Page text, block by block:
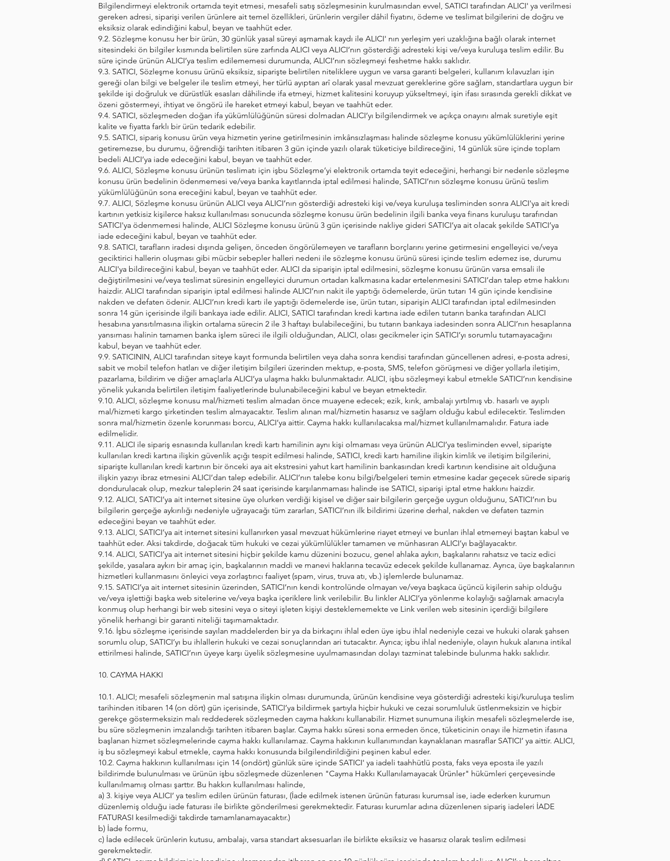
Bilgilendirmeyi elektronik ortamda teyit etmesi, mesafeli satış sözleşmesinin kurulmasından evvel, SATICI tarafından ALICI' ya verilmesi
gereken adresi, siparişi verilen ürünlere ait temel özellikleri, ürünlerin vergiler dâhil fiyatını, ödeme ve teslimat bilgilerini de doğru ve
eksiksiz olarak edindiğini kabul, beyan ve taahhüt eder.
9.2. Sözleşme konusu her bir ürün, 30 günlük yasal süreyi aşmamak kaydı ile ALICI' nın yerleşim yeri uzaklığına bağlı olarak internet
sitesindeki ön bilgiler kısmında belirtilen süre zarfında ALICI veya ALICI’nın gösterdiği adresteki kişi ve/veya kuruluşa teslim edilir. Bu
süre içinde ürünün ALICI’ya teslim edilememesi durumunda, ALICI’nın sözleşmeyi feshetme hakkı saklıdır.
9.3. SATICI, Sözleşme konusu ürünü eksiksiz, siparişte belirtilen niteliklere uygun ve varsa garanti belgeleri, kullanım kılavuzları işin
gereği olan bilgi ve belgeler ile teslim etmeyi, her türlü ayıptan arî olarak yasal mevzuat gereklerine göre sağlam, standartlara uygun bir
şekilde işi doğruluk ve dürüstlük esasları dâhilinde ifa etmeyi, hizmet kalitesini koruyup yükseltmeyi, işin ifası sırasında gerekli dikkat ve
özeni göstermeyi, ihtiyat ve öngörü ile hareket etmeyi kabul, beyan ve taahhüt eder.
9.4. SATICI, sözleşmeden doğan ifa yükümlülüğünün süresi dolmadan ALICI’yı bilgilendirmek ve açıkça onayını almak suretiyle eşit
kalite ve fiyatta farklı bir ürün tedarik edebilir.
9.5. SATICI, sipariş konusu ürün veya hizmetin yerine getirilmesinin imkânsızlaşması halinde sözleşme konusu yükümlülüklerini yerine
getiremezse, bu durumu, öğrendiği tarihten itibaren 3 gün içinde yazılı olarak tüketiciye bildireceğini, 14 günlük süre içinde toplam
bedeli ALICI’ya iade edeceğini kabul, beyan ve taahhüt eder.
9.6. ALICI, Sözleşme konusu ürünün teslimatı için işbu Sözleşme’yi elektronik ortamda teyit edeceğini, herhangi bir nedenle sözleşme
konusu ürün bedelinin ödenmemesi ve/veya banka kayıtlarında iptal edilmesi halinde, SATICI’nın sözleşme konusu ürünü teslim
yükümlülüğünün sona ereceğini kabul, beyan ve taahhüt eder.
9.7. ALICI, Sözleşme konusu ürünün ALICI veya ALICI’nın gösterdiği adresteki kişi ve/veya kuruluşa tesliminden sonra ALICI'ya ait kredi
kartının yetkisiz kişilerce haksız kullanılması sonucunda sözleşme konusu ürün bedelinin ilgili banka veya finans kuruluşu tarafından
SATICI'ya ödenmemesi halinde, ALICI Sözleşme konusu ürünü 3 gün içerisinde nakliye gideri SATICI’ya ait olacak şekilde SATICI’ya
iade edeceğini kabul, beyan ve taahhüt eder.
9.8. SATICI, tarafların iradesi dışında gelişen, önceden öngörülemeyen ve tarafların borçlarını yerine getirmesini engelleyici ve/veya
geciktirici hallerin oluşması gibi mücbir sebepler halleri nedeni ile sözleşme konusu ürünü süresi içinde teslim edemez ise, durumu
ALICI'ya bildireceğini kabul, beyan ve taahhüt eder. ALICI da siparişin iptal edilmesini, sözleşme konusu ürünün varsa emsali ile
değiştirilmesini ve/veya teslimat süresinin engelleyici durumun ortadan kalkmasına kadar ertelenmesini SATICI’dan talep etme hakkını
haizdir. ALICI tarafından siparişin iptal edilmesi halinde ALICI’nın nakit ile yaptığı ödemelerde, ürün tutarı 14 gün içinde kendisine
nakden ve defaten ödenir. ALICI’nın kredi kartı ile yaptığı ödemelerde ise, ürün tutarı, siparişin ALICI tarafından iptal edilmesinden
sonra 14 gün içerisinde ilgili bankaya iade edilir. ALICI, SATICI tarafından kredi kartına iade edilen tutarın banka tarafından ALICI
hesabına yansıtılmasına ilişkin ortalama sürecin 2 ile 3 haftayı bulabileceğini, bu tutarın bankaya iadesinden sonra ALICI’nın hesaplarına
yansıması halinin tamamen banka işlem süreci ile ilgili olduğundan, ALICI, olası gecikmeler için SATICI’yı sorumlu tutamayacağını
kabul, beyan ve taahhüt eder.
9.9. SATICININ, ALICI tarafından siteye kayıt formunda belirtilen veya daha sonra kendisi tarafından güncellenen adresi, e-posta adresi,
sabit ve mobil telefon hatları ve diğer iletişim bilgileri üzerinden mektup, e-posta, SMS, telefon görüşmesi ve diğer yollarla iletişim,
pazarlama, bildirim ve diğer amaçlarla ALICI’ya ulaşma hakkı bulunmaktadır. ALICI, işbu sözleşmeyi kabul etmekle SATICI’nın kendisine
yönelik yukarıda belirtilen iletişim faaliyetlerinde bulunabileceğini kabul ve beyan etmektedir.
9.10. ALICI, sözleşme konusu mal/hizmeti teslim almadan önce muayene edecek; ezik, kırık, ambalajı yırtılmış vb. hasarlı ve ayıplı
mal/hizmeti kargo şirketinden teslim almayacaktır. Teslim alınan mal/hizmetin hasarsız ve sağlam olduğu kabul edilecektir. Teslimden
sonra mal/hizmetin özenle korunması borcu, ALICI’ya aittir. Cayma hakkı kullanılacaksa mal/hizmet kullanılmamalıdır. Fatura iade
edilmelidir.
9.11. ALICI ile sipariş esnasında kullanılan kredi kartı hamilinin aynı kişi olmaması veya ürünün ALICI’ya tesliminden evvel, siparişte
kullanılan kredi kartına ilişkin güvenlik açığı tespit edilmesi halinde, SATICI, kredi kartı hamiline ilişkin kimlik ve iletişim bilgilerini,
siparişte kullanılan kredi kartının bir önceki aya ait ekstresini yahut kart hamilinin bankasından kredi kartının kendisine ait olduğuna
ilişkin yazıyı ibraz etmesini ALICI’dan talep edebilir. ALICI’nın talebe konu bilgi/belgeleri temin etmesine kadar geçecek sürede sipariş
dondurulacak olup, mezkur taleplerin 24 saat içerisinde karşılanmaması halinde ise SATICI, siparişi iptal etme hakkını haizdir.
9.12. ALICI, SATICI’ya ait internet sitesine üye olurken verdiği kişisel ve diğer sair bilgilerin gerçeğe uygun olduğunu, SATICI’nın bu
bilgilerin gerçeğe aykırılığı nedeniyle uğrayacağı tüm zararları, SATICI’nın ilk bildirimi üzerine derhal, nakden ve defaten tazmin
edeceğini beyan ve taahhüt eder.
9.13. ALICI, SATICI’ya ait internet sitesini kullanırken yasal mevzuat hükümlerine riayet etmeyi ve bunları ihlal etmemeyi baştan kabul ve
taahhüt eder. Aksi takdirde, doğacak tüm hukuki ve cezai yükümlülükler tamamen ve münhasıran ALICI’yı bağlayacaktır.
9.14. ALICI, SATICI’ya ait internet sitesini hiçbir şekilde kamu düzenini bozucu, genel ahlaka aykırı, başkalarını rahatsız ve taciz edici
şekilde, yasalara aykırı bir amaç için, başkalarının maddi ve manevi haklarına tecavüz edecek şekilde kullanamaz. Ayrıca, üye başkalarının
hizmetleri kullanmasını önleyici veya zorlaştırıcı faaliyet (spam, virus, truva atı, vb.) işlemlerde bulunamaz.
9.15. SATICI’ya ait internet sitesinin üzerinden, SATICI’nın kendi kontrolünde olmayan ve/veya başkaca üçüncü kişilerin sahip olduğu
ve/veya işlettiği başka web sitelerine ve/veya başka içeriklere link verilebilir. Bu linkler ALICI’ya yönlenme kolaylığı sağlamak amacıyla
konmuş olup herhangi bir web sitesini veya o siteyi işleten kişiyi desteklememekte ve Link verilen web sitesinin içerdiği bilgilere
yönelik herhangi bir garanti niteliği taşımamaktadır.
9.16. İşbu sözleşme içerisinde sayılan maddelerden bir ya da birkaçını ihlal eden üye işbu ihlal nedeniyle cezai ve hukuki olarak şahsen
sorumlu olup, SATICI’yı bu ihlallerin hukuki ve cezai sonuçlarından ari tutacaktır. Ayrıca; işbu ihlal nedeniyle, olayın hukuk alanına intikal
ettirilmesi halinde, SATICI’nın üyeye karşı üyelik sözleşmesine uyulmamasından dolayı tazminat talebinde bulunma hakkı saklıdır.
10. CAYMA HAKKI
10.1. ALICI; mesafeli sözleşmenin mal satışına ilişkin olması durumunda, ürünün kendisine veya gösterdiği adresteki kişi/kuruluşa teslim
tarihinden itibaren 14 (on dört) gün içerisinde, SATICI’ya bildirmek şartıyla hiçbir hukuki ve cezai sorumluluk üstlenmeksizin ve hiçbir
gerekçe göstermeksizin malı reddederek sözleşmeden cayma hakkını kullanabilir. Hizmet sunumuna ilişkin mesafeli sözleşmelerde ise,
bu süre sözleşmenin imzalandığı tarihten itibaren başlar. Cayma hakkı süresi sona ermeden önce, tüketicinin onayı ile hizmetin ifasına
başlanan hizmet sözleşmelerinde cayma hakkı kullanılamaz. Cayma hakkının kullanımından kaynaklanan masraflar SATICI’ ya aittir. ALICI,
iş bu sözleşmeyi kabul etmekle, cayma hakkı konusunda bilgilendirildiğini peşinen kabul eder.
10.2. Cayma hakkının kullanılması için 14 (ondört) günlük süre içinde SATICI' ya iadeli taahhütlü posta, faks veya eposta ile yazılı
bildirimde bulunulması ve ürünün işbu sözleşmede düzenlenen "Cayma Hakkı Kullanılamayacak Ürünler" hükümleri çerçevesinde
kullanılmamış olması şarttır. Bu hakkın kullanılması halinde,
a) 3. kişiye veya ALICI’ ya teslim edilen ürünün faturası, (İade edilmek istenen ürünün faturası kurumsal ise, iade ederken kurumun
düzenlemiş olduğu iade faturası ile birlikte gönderilmesi gerekmektedir. Faturası kurumlar adına düzenlenen sipariş iadeleri İADE
FATURASI kesilmediği takdirde tamamlanamayacaktır.)
b) İade formu,
c) İade edilecek ürünlerin kutusu, ambalajı, varsa standart aksesuarları ile birlikte eksiksiz ve hasarsız olarak teslim edilmesi
gerekmektedir.